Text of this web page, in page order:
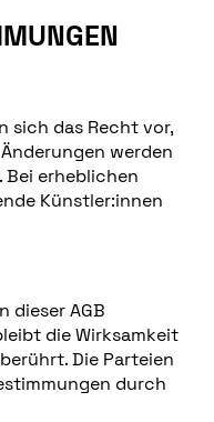
sich das Recht vor,
werden
erheblichen
Künstler:innen
dieser AGB
die Wirksamkeit
Die Parteien
durch